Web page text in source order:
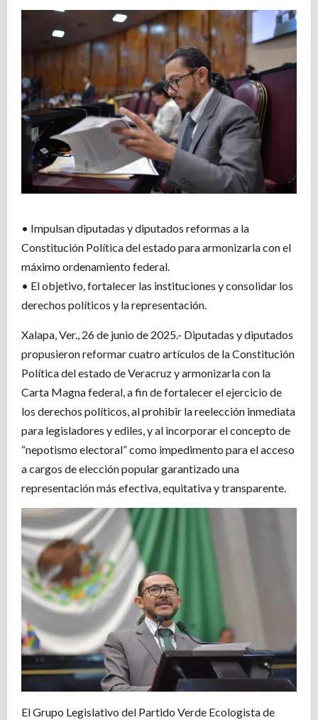
• Impulsan diputadas y diputados reformas a la
Constitución Política del estado para armonizarla con el
máximo ordenamiento federal.
• El objetivo, fortalecer las instituciones y consolidar los
derechos políticos y la representación.
Xalapa, Ver., 26 de junio de 2025.- Diputadas y diputados
propusieron reformar cuatro artículos de la Constitución
Política del estado de Veracruz y armonizarla con la
Carta Magna federal, a fin de fortalecer el ejercicio de
los derechos políticos, al prohibir la reelección inmediata
para legisladores y ediles, y al incorporar el concepto de
“nepotismo electoral” como impedimento para el acceso
a cargos de elección popular garantizado una
representación más efectiva, equitativa y transparente.
El Grupo Legislativo del Partido Verde Ecologista de